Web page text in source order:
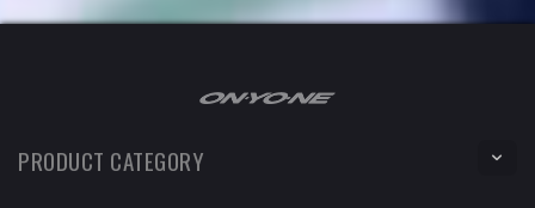
PRODUCT CATEGORY